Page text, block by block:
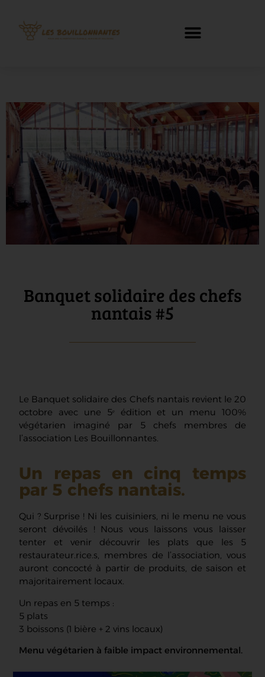
Banquet solidaire des chefs
nantais #5
Le Banquet solidaire des Chefs nantais revient le 20
octobre avec une 5ᵉ édition et un menu 100%
végétarien imaginé par 5 chefs membres de
l’association Les Bouillonnantes.
Un repas en cinq temps
par 5 chefs nantais.
Qui ? Surprise ! Ni les cuisiniers, ni le menu ne vous
seront dévoilés ! Nous vous laissons vous laisser
tenter et venir découvrir les plats que les 5
restaurateur.rice.s, membres de l’association, vous
auront concocté à partir de produits, de saison et
majoritairement locaux.
Un repas en 5 temps :
5 plats
3 boissons (1 bière + 2 vins locaux)
Menu végétarien à faible impact environnemental.